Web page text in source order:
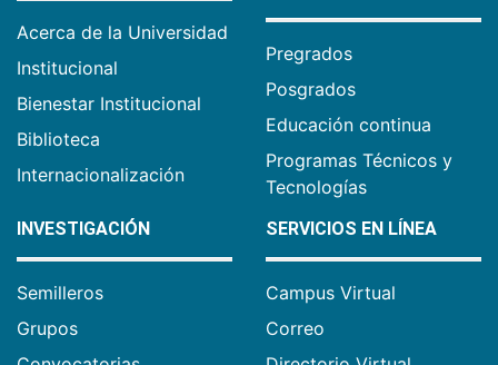
Acerca de la Universidad
Institucional
Bienestar Institucional
Biblioteca
Internacionalización
Pregrados
Posgrados
Educación continua
Programas Técnicos y
Tecnologías
INVESTIGACIÓN
Semilleros
Grupos
SERVICIOS EN LÍNEA
Campus Virtual
Correo